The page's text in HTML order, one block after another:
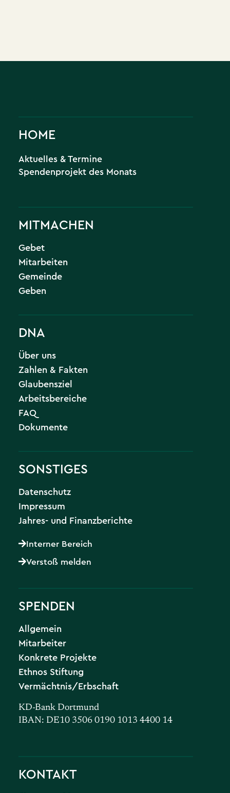
HOME
Aktuelles & Termine
Spendenprojekt des Monats
MITMACHEN
Gebet
Mitarbeiten
Gemeinde
Geben
DNA
Über uns
Zahlen & Fakten
Glaubensziel
Arbeitsbereiche
FAQ
Dokumente
KONTAKT
SPENDEN
Allgemein
Mitarbeiter
Konkrete Projekte
Ethnos Stiftung
Vermächtnis/Erbschaft
KD-Bank Dortmund
IBAN: DE10 3506 0190 1013 4400 14
SONSTIGES
Datenschutz
Impressum
Jahres- und Finanzberichte
Interner Bereich
Verstoß melden